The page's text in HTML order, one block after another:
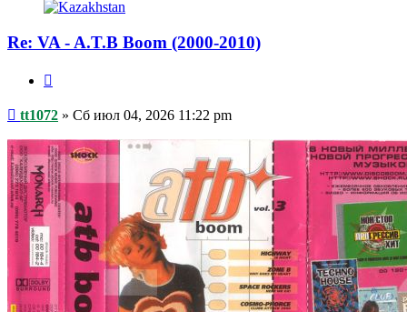
Re: VA - A.T.B Boom (2000-2010)
Сообщение
tt1072 » Сб июл 04, 2026 11:22 pm